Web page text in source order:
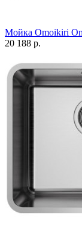
Мойка Omoikiri
20 188 р.